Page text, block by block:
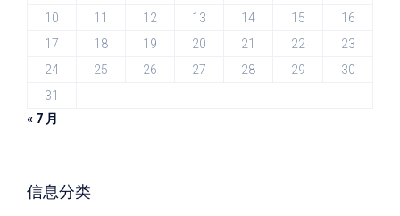
10
11 12 13 14 15
16
17
18 19 20 21 22
23
24
25 26 27 28 29
30
31
« 7 月
信息分类